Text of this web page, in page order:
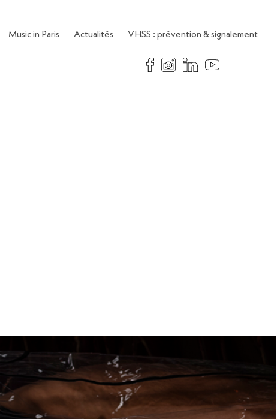
Music in Paris Actualités VHSS : prévention & signalement